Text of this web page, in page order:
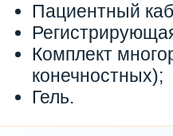
Пациентный
Комплект
конечностных);
Гель.